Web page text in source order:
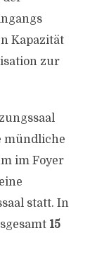
Kapazität
zur
mündliche
im Foyer
statt. In
15